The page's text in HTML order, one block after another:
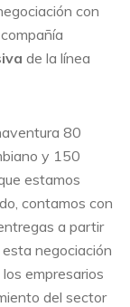
con
de la línea
80
y 150
estamos
contamos con
a partir
negociación
empresarios
del sector